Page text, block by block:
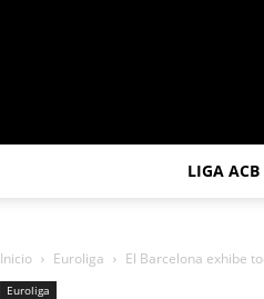
LIGA ACB
Inicio Euroliga El Barcelona exhibe
Euroliga